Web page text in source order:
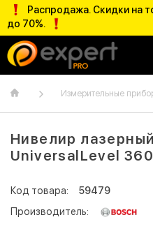
Распродажа. Скидки на
до 70%.
Измерительные
Нивелир лазерный
UniversalLevel 360
Код товара:
59479
Производитель: